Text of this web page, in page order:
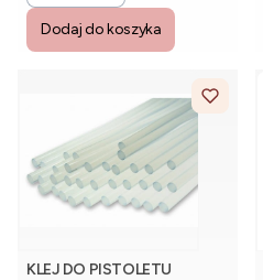
Dodaj do koszyka
KLEJ DO PISTOLETU